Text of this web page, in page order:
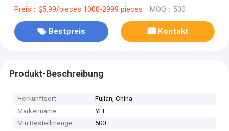
Stil
Preis：$5.99/pieces 1000-2999 pieces MOQ：500
Bestpreis Kontakt
Produkt-Beschreibung
Herkunftsort
Fujian, China
Markenname
YLF
Min Bestellmenge
500